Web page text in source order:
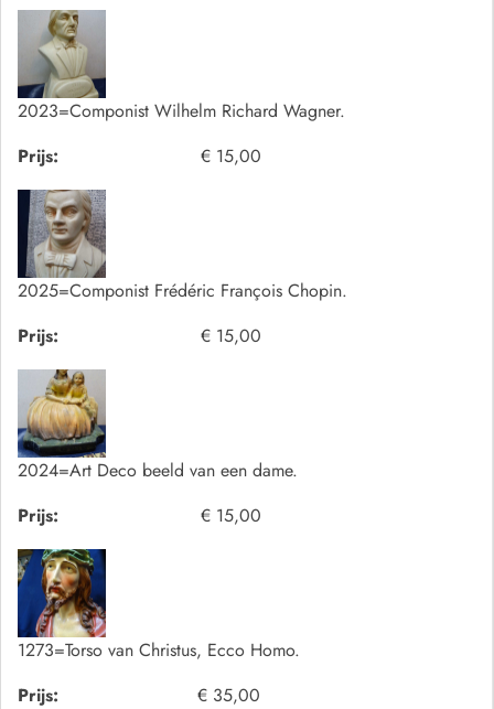
2023=Componist Wilhelm Richard Wagner.
Prijs:
€ 15,00
2025=Componist Frédéric François Chopin.
Prijs:
€ 15,00
2024=Art Deco beeld van een dame.
Prijs:
€ 15,00
1273=Torso van Christus, Ecco Homo.
Prijs:
€ 35,00